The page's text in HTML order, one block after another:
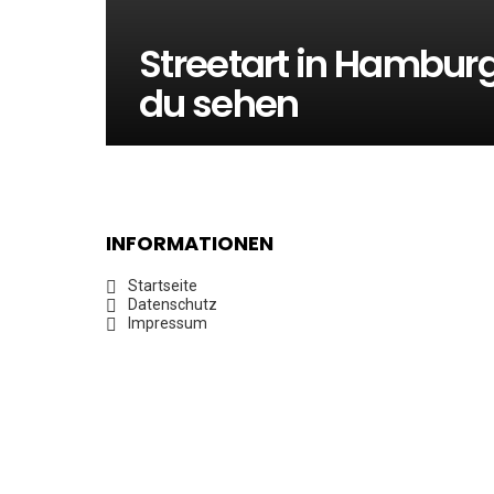
Streetart in
du sehen
INFORMATIONEN
Startseite
Datenschutz
Impressum